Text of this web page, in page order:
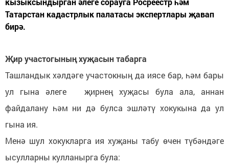
Татарстан кадастрлык палатасы экспертлары җавап
бирә.
Җир участогының хуҗасын табарга
Ташландык хәлдәге участокның да иясе бар, һәм бары
ул гына әлеге җирнең хуҗасы була ала, аннан
файдалану һәм ни дә булса эшләтү хокукына да ул
гына ия.
Менә шул хокукларга ия хуҗаны табу өчен түбәндәге
ысулларны кулланырга була: